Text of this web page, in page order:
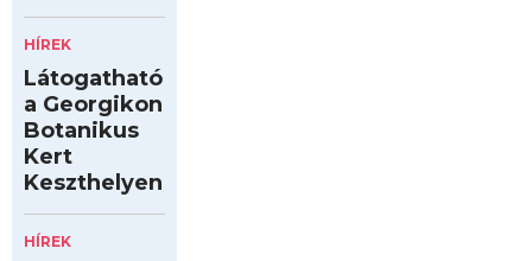
HÍREK
Látogatható
a Georgikon
Botanikus
Kert
Keszthelyen
HÍREK